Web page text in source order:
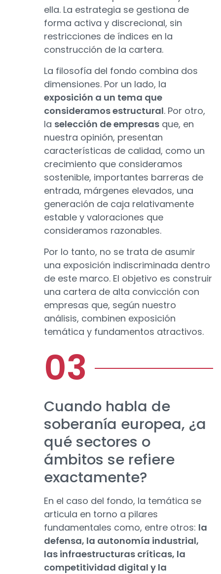
ella. La estrategia se gestiona de
forma activa y discrecional, sin
restricciones de índices en la
construcción de la cartera.
La filosofía del fondo combina dos
dimensiones. Por un lado, la
exposición a un tema que
consideramos estructural. Por otro,
la selección de empresas que, en
nuestra opinión, presentan
características de calidad, como un
crecimiento que consideramos
sostenible, importantes barreras de
entrada, márgenes elevados, una
generación de caja relativamente
estable y valoraciones que
consideramos razonables.
Por lo tanto, no se trata de asumir
una exposición indiscriminada dentro
de este marco. El objetivo es construir
una cartera de alta convicción con
empresas que, según nuestro
análisis, combinen exposición
temática y fundamentos atractivos.
Cuando habla de
soberanía europea, ¿a
qué sectores o
ámbitos se refiere
exactamente?
En el caso del fondo, la temática se
articula en torno a pilares
fundamentales como, entre otros: la
defensa, la autonomía industrial,
las infraestructuras críticas, la
competitividad digital y la